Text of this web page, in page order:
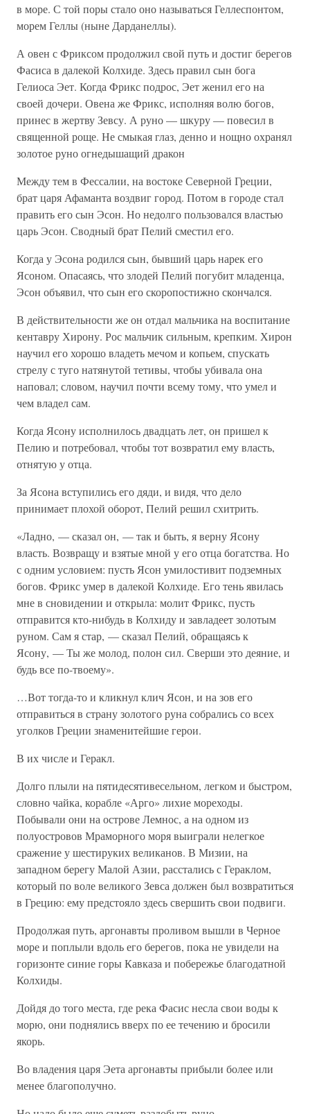
в море. С той поры стало оно называться Геллеспонтом,
морем Геллы (ныне Дарданеллы).
А овен с Фриксом продолжил свой путь и достиг берегов
Фасиса в далекой Колхиде. Здесь правил сын бога
Гелиоса Эет. Когда Фрикс подрос, Эет женил его на
своей дочери. Овена же Фрикс, исполняя волю богов,
принес в жертву Зевсу. А руно — шкуру — повесил в
священной роще. Не смыкая глаз, денно и нощно охранял
золотое руно огнедышащий дракон
Между тем в Фессалии, на востоке Северной Греции,
брат царя Афаманта воздвиг город. Потом в городе стал
править его сын Эсон. Но недолго пользовался властью
царь Эсон. Сводный брат Пелий сместил его.
Когда у Эсона родился сын, бывший царь нарек его
Ясоном. Опасаясь, что злодей Пелий погубит младенца,
Эсон объявил, что сын его скоропостижно скончался.
В действительности же он отдал мальчика на воспитание
кентавру Хирону. Рос мальчик сильным, крепким. Хирон
научил его хорошо владеть мечом и копьем, спускать
стрелу с туго натянутой тетивы, чтобы убивала она
наповал; словом, научил почти всему тому, что умел и
чем владел сам.
Когда Ясону исполнилось двадцать лет, он пришел к
Пелию и потребовал, чтобы тот возвратил ему власть,
отнятую у отца.
За Ясона вступились его дяди, и видя, что дело
принимает плохой оборот, Пелий решил схитрить.
«Ладно, — сказал он, — так и быть, я верну Ясону
власть. Возвращу и взятые мной у его отца богатства. Но
с одним условием: пусть Ясон умилостивит подземных
богов. Фрикс умер в далекой Колхиде. Его тень явилась
мне в сновидении и открыла: молит Фрикс, пусть
отправится кто-нибудь в Колхиду и завладеет золотым
руном. Сам я стар, — сказал Пелий, обращаясь к
Ясону, — Ты же молод, полон сил. Сверши это деяние, и
будь все по-твоему».
…Вот тогда-то и кликнул клич Ясон, и на зов его
отправиться в страну золотого руна собрались со всех
уголков Греции знаменитейшие герои.
В их числе и Геракл.
Долго плыли на пятидесятивесельном, легком и быстром,
словно чайка, корабле «Арго» лихие мореходы.
Побывали они на острове Лемнос, а на одном из
полуостровов Мраморного моря выиграли нелегкое
сражение у шестируких великанов. В Мизии, на
западном берегу Малой Азии, расстались с Гераклом,
который по воле великого Зевса должен был возвратиться
в Грецию: ему предстояло здесь свершить свои подвиги.
Продолжая путь, аргонавты проливом вышли в Черное
море и поплыли вдоль его берегов, пока не увидели на
горизонте синие горы Кавказа и побережье благодатной
Колхиды.
Дойдя до того места, где река Фасис несла свои воды к
морю, они поднялись вверх по ее течению и бросили
якорь.
Во владения царя Эета аргонавты прибыли более или
менее благополучно.